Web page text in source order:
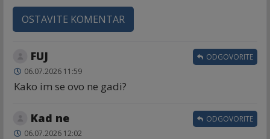
OSTAVITE KOMENTAR
FUJ
06.07.2026 11:59
Kako im se ovo ne gadi?
ODGOVORITE
Kad ne
06.07.2026 12:02
ODGOVORITE